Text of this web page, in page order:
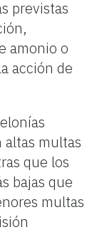
previstas
amonio o
acción de
altas multas
que los
bajas que
multas